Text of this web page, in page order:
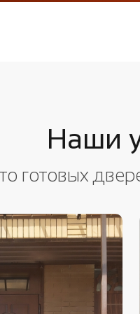
Наши
готовых